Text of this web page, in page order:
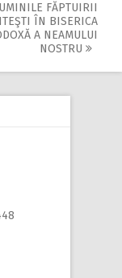
FĂPTUIRII
ÎN BISERICA
A NEAMULUI
NOSTRU